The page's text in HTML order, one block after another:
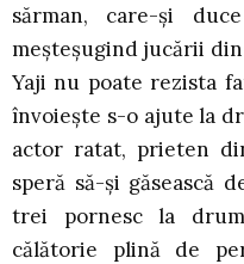
sărman, care-şi
meşteşugind jucării din
Yaji nu poate rezista
învoieşte s-o ajute la
actor ratat, prieten
speră să-şi găsească
trei pornesc la
călătorie plină de